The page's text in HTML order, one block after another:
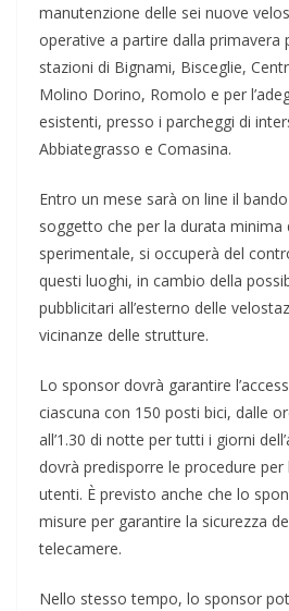
manutenzione delle sei nuove
operative a partire dalla primavera
stazioni di Bignami, Bisceglie,
Molino Dorino, Romolo e per
esistenti, presso i parcheggi di
Abbiategrasso e Comasina.
Entro un mese sarà on line il
soggetto che per la durata minima
sperimentale, si occuperà del
questi luoghi, in cambio della
pubblicitari all’esterno delle
vicinanze delle strutture.
Lo sponsor dovrà garantire
ciascuna con 150 posti bici, dalle
all’1.30 di notte per tutti i giorni
dovrà predisporre le procedure
utenti. È previsto anche che lo
misure per garantire la sicurezza
telecamere.
Nello stesso tempo, lo sponsor